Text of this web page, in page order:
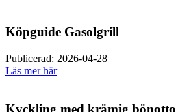
Köpguide Gasolgrill
Publicerad: 2026-04-28
Läs mer här